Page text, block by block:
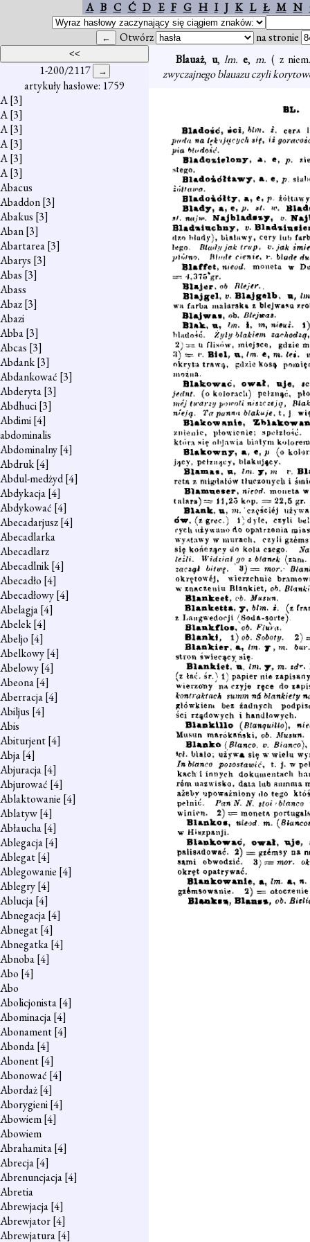
A B C Ć D E F G H I J K L Ł M N
Otwórz na stronie
1-200/2117
artykuły hasłowe: 1759
A[3]
A[3]
A[3]
A[3]
A[3]
A[3]
Abacus
Abaddon[3]
Abakus [3]
Aban[3]
Abartarea[3]
Abarys [3]
Abas [3]
Abass
Abaz[3]
Abazi
Abba[3]
Abcas [3]
Abdank[3]
Abdankować [3]
Abderyta[3]
Abdhuci[3]
Abdimi[4]
abdominalis
Abdominalny[4]
Abdruk[4]
Abdul-medżyd[4]
Abdykacja[4]
Abdykować [4]
Abecadarjusz[4]
Abecadlarka
Abecadlarz
Abecadlnik[4]
Abecadło [4]
Abecadłowy[4]
Abelagja[4]
Abelek[4]
Abeljo [4]
Abelkowy[4]
Abelowy[4]
Abeona[4]
Aberracja[4]
Abiljus [4]
Abis
Abiturjent[4]
Abja[4]
Abjuracja[4]
Abjurować [4]
Ablaktowanie [4]
Ablatyw[4]
Abłaucha[4]
Ablegacja[4]
Ablegat[4]
Ablegowanie [4]
Ablegry[4]
Ablucja[4]
Abnegacja[4]
Abnegat[4]
Abnegatka[4]
Abnoba[4]
Abo [4]
Abo
Abolicjonista[4]
Abominacja[4]
Abonament[4]
Abonda[4]
Abonent[4]
Abonować [4]
Abordaż[4]
Aborygieni[4]
Abowiem[4]
Abowiem
Abrahamita[4]
Abrecja[4]
Abrenuncjacja[4]
Abretia
Abrewjacja[4]
Abrewjator[4]
Abrewjatura[4]
Blauaż, u,lm.e,m. ( z
zwyczajnego blauazu czyli